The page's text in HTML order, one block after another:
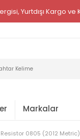
Yurtdışı Kargo ve
Markalar
Resistor 0805 (2012